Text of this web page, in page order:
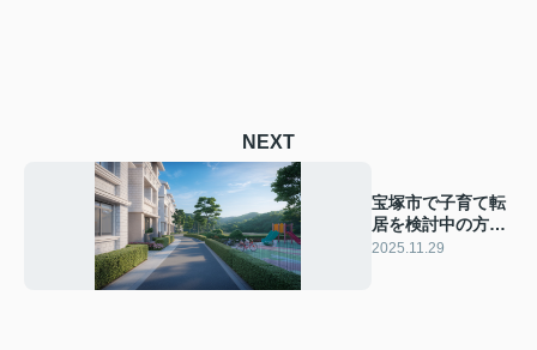
NEXT
宝塚市で子育て転
居を検討中の方必
見！住み替えポイ
2025.11.29